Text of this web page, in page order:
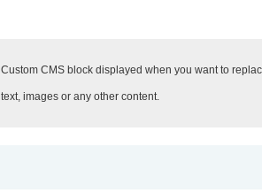
Custom CMS block displayed when you want to
text, images or any other content.